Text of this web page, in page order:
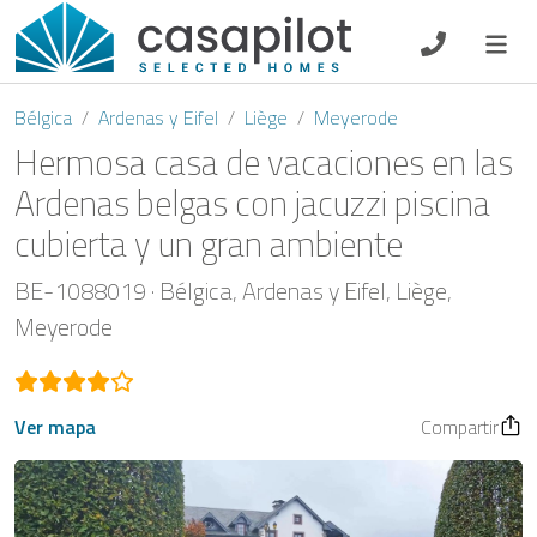
DE EN ES FR
Oferta de desayuno
Vouchers
Bélgica Ardenas y Eifel Liège Meyerode
Hermosa casa de vacaciones en las
Ardenas belgas con jacuzzi piscina
cubierta y un gran ambiente
BE-1088019 Bélgica Ardenas y Eifel Liège
Meyerode
Ver mapa Compartir